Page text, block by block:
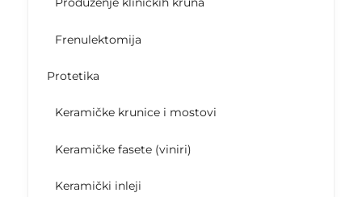
Frenulektomija
Protetika
Keramičke krunice i mostovi
Keramičke fasete (viniri)
Keramički inleji